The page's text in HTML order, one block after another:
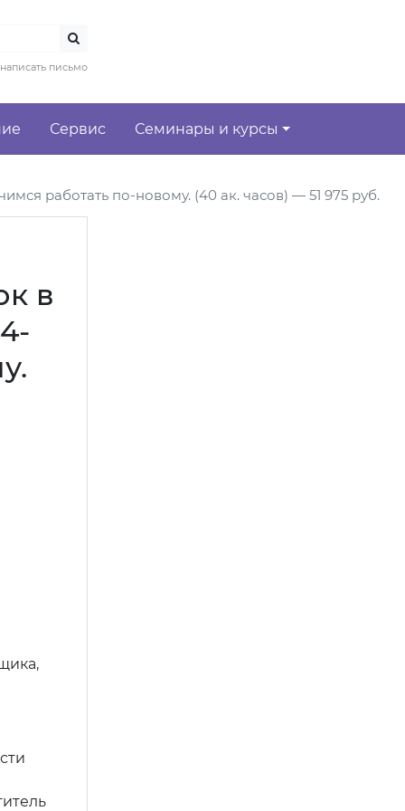
написать письмо
Сервис Семинары и курсы
работать по-новому. (40 ак. часов) — 51 975 руб.
в